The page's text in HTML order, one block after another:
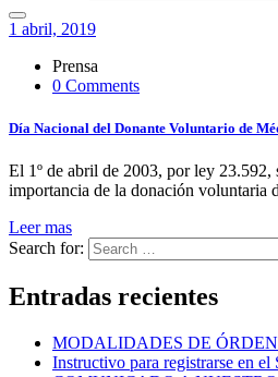
1 abril, 2019
Prensa
0 Comments
Día Nacional del Donante Voluntario de
El 1º de abril de 2003, por ley 23.592,
importancia de la donación voluntaria
Leer mas
Search for:
Entradas recientes
MODALIDADES DE
Instructivo para registrarse en